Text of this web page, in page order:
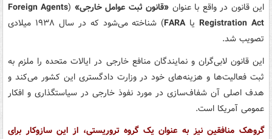
این قانون در واقع با عنوان «قانون ثبت عوامل خارجی» (
Foreign Agents
Registration Act یاFARA
) شناخته می‌شود که در سال ۱۹۳۸ میلادی
تصویب شد.
این قانون لابی‌گران و نمایندگان منافع خارجی در ایالات متحده را ملزم به
ثبت فعالیت‌ها و هزینه‌های خود در وزارت دادگستری این کشور می‌کند و
هدف اصلی آن شفاف‌سازی در مورد نفوذ خارجی در سیاستگذاری و افکار
عمومی آمریکا است.
گروهک منافقین نیز به عنوان یک گروه تروریستی، از این سازوکار برای